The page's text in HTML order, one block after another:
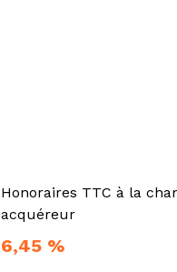
Honoraires TTC à la
acquéreur
6,45 %